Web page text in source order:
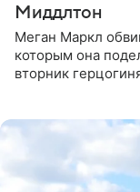
Миддлтон
Меган Маркл
которым она
вторник